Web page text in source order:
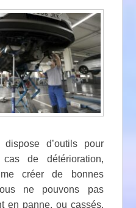
d’outils pour
de détérioration,
créer de bonnes
ne pouvons pas
en panne, ou cassés,